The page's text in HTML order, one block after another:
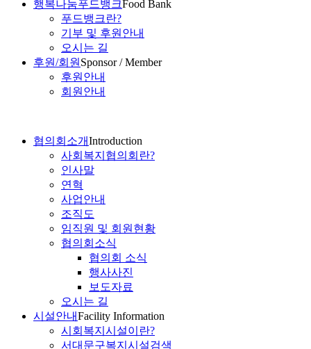
행복나눔푸드뱅크Food Bank
푸드뱅크란?
기부 및 후원안내
오시는 길
후원/회원 Sponsor / Member
후원안내
회원안내
협의회소개Introduction
사회복지협의회란?
인사말
연혁
사업안내
조직도
임직원 및 회원현황
협의회소식
협의회 소식
행사사진
보도자료
오시는 길
시설안내Facility Information
시회복지시설이란?
서대문구복지시설검색